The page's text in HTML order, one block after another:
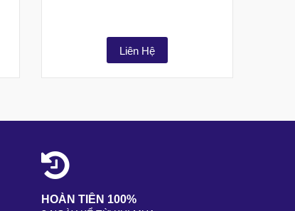
Liên Hệ
HOÀN TIỀN 100%